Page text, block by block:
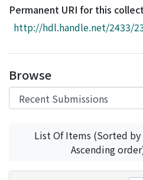
Download Ranking
Access Statistics
Permanent URI for this
http://hdl.handle.net/2433/
Browse
List Of Items (Sorted
Ascending